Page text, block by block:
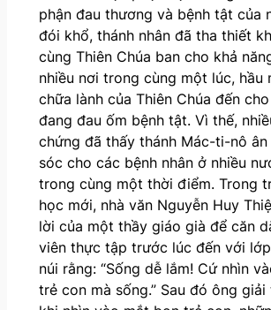
phận đau thương và bệnh tật của
đói khổ, thánh nhân đã tha thiết
cùng Thiên Chúa ban cho khả
nhiều nơi trong cùng một lúc, hầu
chữa lành của Thiên Chúa đến
đang đau ốm bệnh tật. Vì thế,
chứng đã thấy thánh Mác-ti-nô ân
sóc cho các bệnh nhân ở nhiều
trong cùng một thời điểm. Trong
học mới, nhà văn Nguyễn Huy
lời của một thầy giáo già để căn
viên thực tập trước lúc đến với
núi rằng: “Sống dễ lắm! Cứ nhìn
trẻ con mà sống.” Sau đó ông